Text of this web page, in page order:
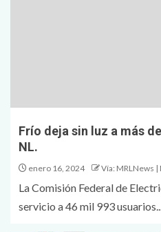
Frío deja sin luz a más
NL.
enero 16, 2024 Vía: MRLNews |
La Comisión Federal de
servicio a 46 mil 993